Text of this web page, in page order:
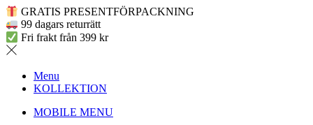
GRATIS PRESENTFÖRPACKNING
99 dagars returrätt
Fri frakt från 399 kr
Menu
KOLLEKTION
MOBILE MENU